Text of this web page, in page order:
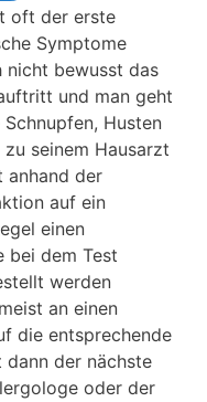
oft der erste
Symptome
nicht bewusst das
und man geht
Husten
seinem Hausarzt
anhand der
auf ein
einen
bei dem Test
werden
an einen
die entsprechende
der nächste
oder der